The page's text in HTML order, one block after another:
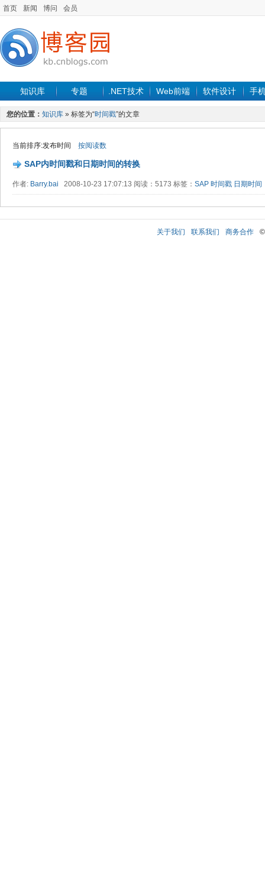
首页 新闻 博问 会员
知识库 专题 .NET技术 Web前端 软件设计 手
您的位置： 知识库 » 标签为“时间戳”的文章
当前排序:发布时间 按阅读数
SAP内时间戳和日期时间的转换
作者: Barry.bai 2008-10-23 17:07:13 阅读：5173 标签： SAP 时间戳 日期时间
关于我们 联系我们 商务合作